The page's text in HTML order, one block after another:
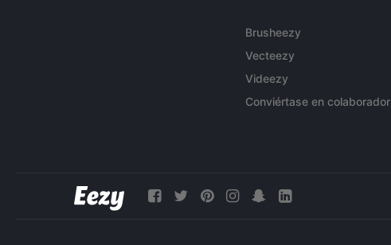
Brusheezy
Vecteezy
Videezy
Conviértase en colaborador